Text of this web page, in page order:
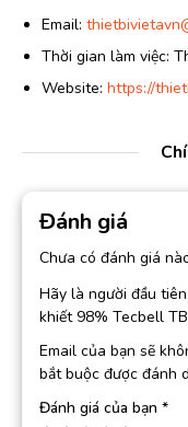
Email:
Thời gian làm việc:
Website: https://
Đánh giá
Chưa có đánh giá
Hãy là người đầu
khiết 98% Tecbell
Email của bạn sẽ
bắt buộc được đánh
Đánh giá của bạn *